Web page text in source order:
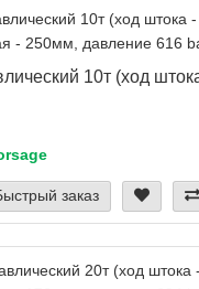
10т (ход
заказ